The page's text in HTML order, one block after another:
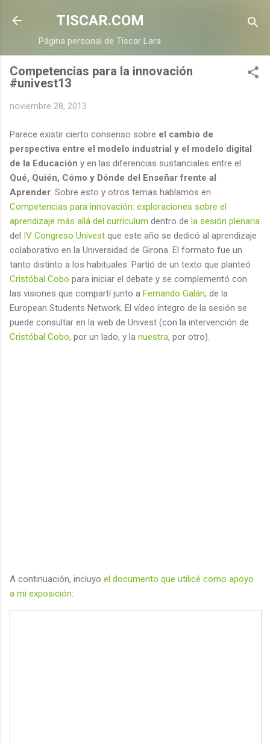
Ir al contenido principal
TISCAR.COM
Página personal de Tíscar Lara
Competencias para la innovación
#univest13
noviembre 28, 2013
Parece existir cierto consenso sobre el cambio de
perspectiva entre el modelo industrial y el modelo digital
de la Educación y en las diferencias sustanciales entre el
Qué, Quién, Cómo y Dónde del Enseñar frente al
Aprender . Sobre esto y otros temas hablamos en
Competencias para innovación: exploraciones sobre el
aprendizaje más allá del currículum dentro de la sesión plenaria
del IV Congreso Univest que este año se dedicó al aprendizaje
colaborativo en la Universidad de Girona. El formato fue un
tanto distinto a los habituales. Partió de un texto que planteó
Cristóbal Cobo para iniciar el debate y se complementó con
las visiones que compartí junto a Fernando Galán, de la
European Students Network. El vídeo íntegro de la sesión se
puede consultar en la web de Univest (con la intervención de
Cristóbal Cobo, por un lado, y la nuestra, por otro).
A continuación, incluyo el documento que utilicé como apoyo
a mi exposición: